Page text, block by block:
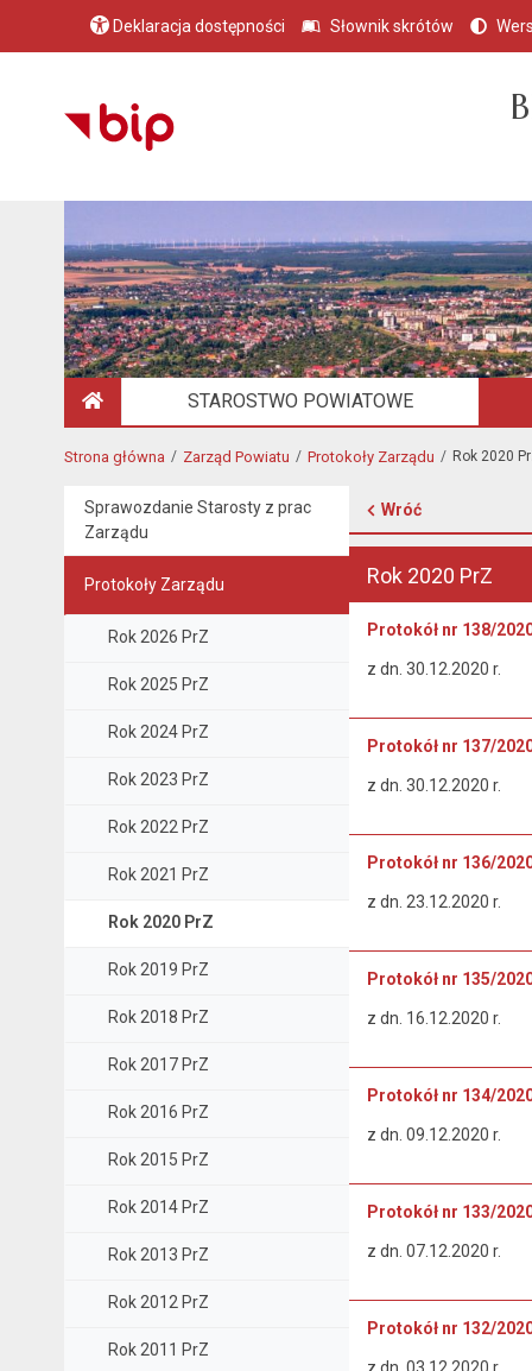
Deklaracja dostępności Słownik skrótów
STAROSTWO POWIATOWE
Strona główna Zarząd Powiatu Protokoły Zarządu Rok 2020
Sprawozdanie Starosty z prac
Zarządu
Protokoły Zarządu
Rok 2026 PrZ
Rok 2025 PrZ
Rok 2024 PrZ
Rok 2023 PrZ
Rok 2022 PrZ
Rok 2021 PrZ
Rok 2020 PrZ
Rok 2019 PrZ
Rok 2018 PrZ
Rok 2017 PrZ
Rok 2016 PrZ
Rok 2015 PrZ
Rok 2014 PrZ
Rok 2013 PrZ
Rok 2012 PrZ
Rok 2011 PrZ
Wróć
Rok 2020 PrZ
Protokół nr 138/
z dn. 30.12.2020 r.
Protokół nr 137/
z dn. 30.12.2020 r.
Protokół nr 136/
z dn. 23.12.2020 r.
Protokół nr 135/
z dn. 16.12.2020 r.
Protokół nr 134/
z dn. 09.12.2020 r.
Protokół nr 133/
z dn. 07.12.2020 r.
Protokół nr 132/